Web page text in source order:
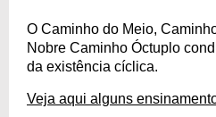
O Caminho do Meio,
Nobre Caminho Óctuplo
da existência cíclica.
Veja aqui alguns